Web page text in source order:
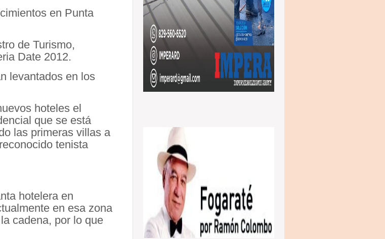
en Punta
de Turismo,
Date 2012.
levantados en los
hoteles el
que se está
las primeras villas a
tenista
hotelera en
en esa zona
cadena, por lo que